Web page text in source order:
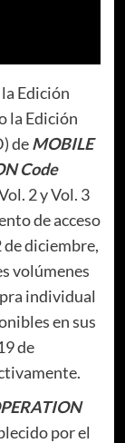
Edición
la Edición
deMOBILE
Code
2 y Vol. 3
de acceso
diciembre,
volúmenes
individual
en sus
de
por el